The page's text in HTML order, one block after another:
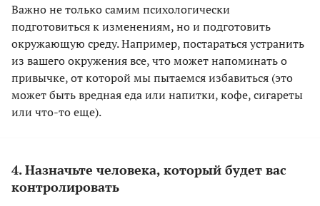
Важно не только самим психологически
подготовиться к изменениям, но и подготовить
окружающую среду. Например, постараться устранить
из вашего окружения все, что может напоминать о
привычке, от которой мы пытаемся избавиться (это
может быть вредная еда или напитки, кофе, сигареты
или что-то еще).
4. Назначьте человека, который будет вас
контролировать